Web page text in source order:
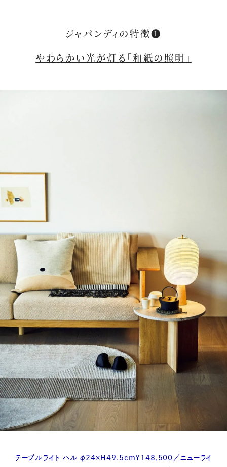
ジャパンディの特徴❶
やわらかい光が灯る「和紙の照明」
テーブルライト ハル φ24×H49.5cm¥148,500／ニューライ